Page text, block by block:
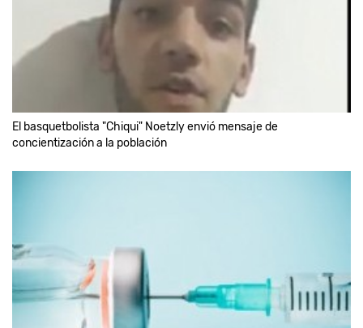
El basquetbolista "Chiqui" Noetzly envió mensaje de
concientización a la población